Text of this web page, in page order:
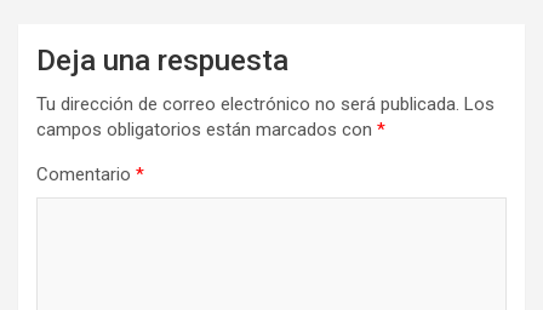
Deja una respuesta
Tu dirección de correo electrónico no será publicada. Los
campos obligatorios están marcados con *
Comentario *